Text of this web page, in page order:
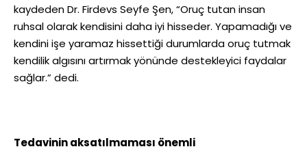
kaydeden Dr. Firdevs Seyfe Şen, “Oruç tutan insan
ruhsal olarak kendisini daha iyi hisseder. Yapamadığı ve
kendini işe yaramaz hissettiği durumlarda oruç tutmak
kendilik algısını artırmak yönünde destekleyici faydalar
sağlar.” dedi.
Tedavinin aksatılmaması önemli